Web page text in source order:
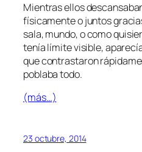
Mientras ellos
físicamente o juntos
sala, mundo, o como
tenía límite visible,
que contrastaron
poblaba todo.
(más…)
23 octubre, 2014